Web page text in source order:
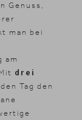
Genuss,
man bei
am
drei
Tag den